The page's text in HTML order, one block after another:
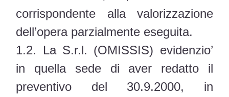
corrispondente alla valorizzazione
dell’opera parzialmente eseguita.
1.2. La S.r.l. (OMISSIS) evidenzio’
in quella sede di aver redatto il
preventivo del 30.9.2000, in